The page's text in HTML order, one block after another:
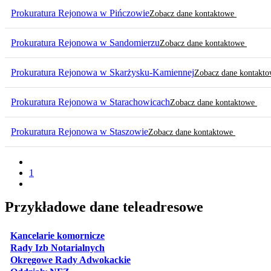
Prokuratura Rejonowa w PińczowieZobacz dane kontaktowe
Prokuratura Rejonowa w SandomierzuZobacz dane kontaktowe
Prokuratura Rejonowa w Skarżysku-KamiennejZobacz dane
Prokuratura Rejonowa w StarachowicachZobacz dane kontaktowe
Prokuratura Rejonowa w StaszowieZobacz dane kontaktowe
1
Przykładowe dane teleadresowe
Kancelarie komorniczeotwiera się w nowej karcie
Rady Izb Notarialnych
Okręgowe Rady Adwokackieotwiera się w nowej karcie